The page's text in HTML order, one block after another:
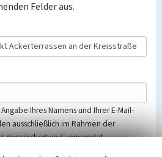
Felder aus.
Ihres Namens und Ihrer E-Mail-
ausschließlich im Rahmen der
gespeichert und verwendet.
entsprechend der Vorschriften des